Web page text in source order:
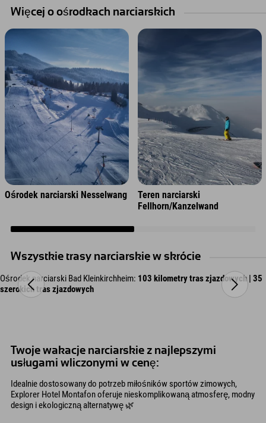
Więcej o ośrodkach narciarskich
Ośrodek narciarski Nesselwang
Teren narciarski
Fellhorn/Kanzelwand
Wszystkie trasy narciarskie w skrócie
Ośrodek narciarski Bad Kleinkirchheim: 103 kilometry tras zjazdowych | 35
szerokich tras zjazdowych
Twoje wakacje narciarskie z najlepszymi
usługami wliczonymi w cenę:
Idealnie dostosowany do potrzeb miłośników sportów zimowych,
Explorer Hotel Montafon oferuje nieskomplikowaną atmosferę, modny
design i ekologiczną alternatywę 🌿